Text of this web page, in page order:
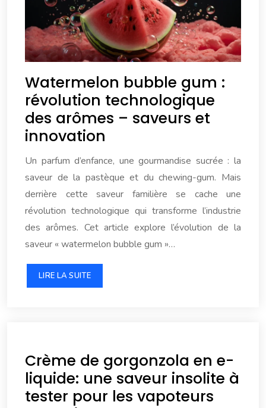
Watermelon bubble gum :
révolution technologique
des arômes – saveurs et
innovation
Un parfum d’enfance, une gourmandise sucrée : la
saveur de la pastèque et du chewing-gum. Mais
derrière cette saveur familière se cache une
révolution technologique qui transforme l’industrie
des arômes. Cet article explore l’évolution de la
saveur « watermelon bubble gum »…
LIRE LA SUITE
Crème de gorgonzola en e-
liquide: une saveur insolite à
tester pour les vapoteurs